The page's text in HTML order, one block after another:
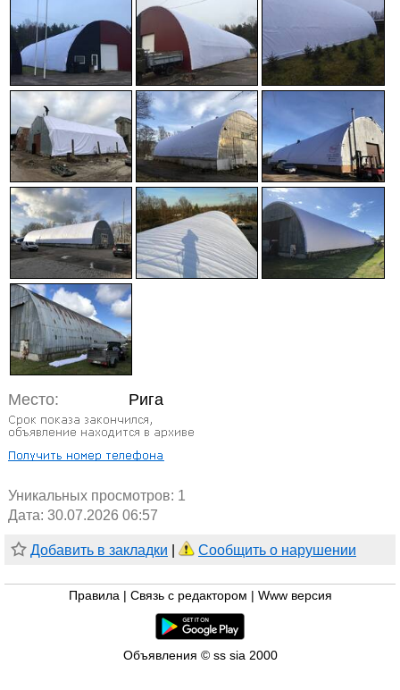
Место: Рига
Уникальных просмотров: 1
Дата: 30.07.2026 06:57
Добавить в закладки Сообщить о нарушении
Правила Связь с редактором Www версия
Объявления © ss sia 2000